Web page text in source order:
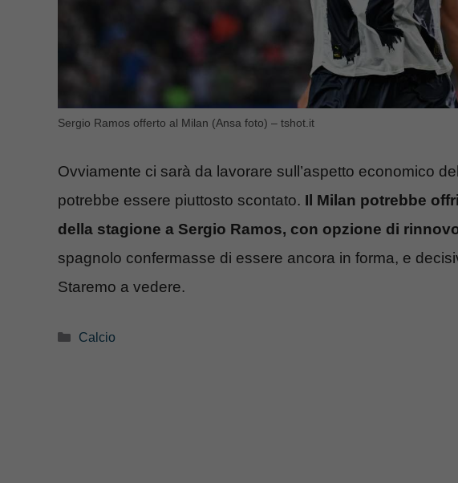
Sergio Ramos offerto al Milan (Ansa foto) – tshot.it
Ovviamente ci sarà da lavorare sull’aspetto economico
potrebbe essere piuttosto scontato. Il Milan potrebbe
della stagione a Sergio Ramos, con opzione di
spagnolo confermasse di essere ancora in forma, e
Staremo a vedere.
Categorie
Calcio